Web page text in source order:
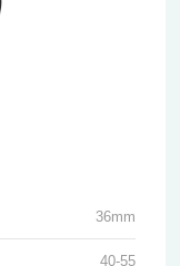
36mm
40-55